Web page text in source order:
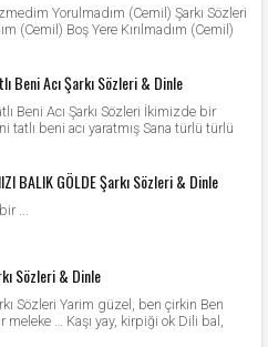
Yorulmadım (Cemil) Şarkı Sözleri
(Cemil) Boş Yere Kırılmadım (Cemil)
Beni Acı Şarkı Sözleri & Dinle
Beni Acı Şarkı Sözleri İkimizde bir
tatlı beni acı yaratmış Sana türlü türlü
BALIK GÖLDE Şarkı Sözleri & Dinle
...
Sözleri & Dinle
Sözleri Yarim güzel, ben çirkin Ben
… Kaşı yay, kirpiği ok Dili bal,